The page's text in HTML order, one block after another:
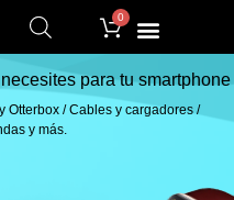
0
para tu smartphone
Otterbox / Cables y cargadores /
y más.